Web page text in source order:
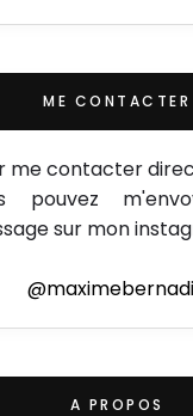
ME CONTACTER
me contacter
pouvez
sur mon
A PROPOS